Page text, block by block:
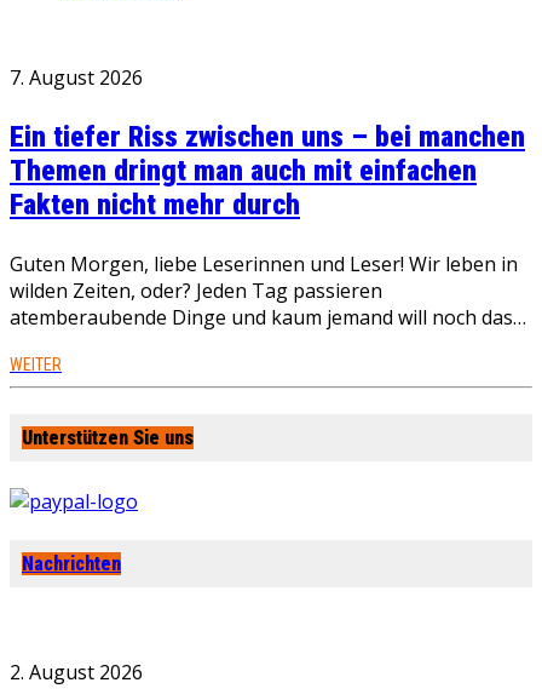
7. August 2026
Ein tiefer Riss zwischen uns – bei manchen
Themen dringt man auch mit einfachen
Fakten nicht mehr durch
Guten Morgen, liebe Leserinnen und Leser! Wir leben in
wilden Zeiten, oder? Jeden Tag passieren
atemberaubende Dinge und kaum jemand will noch das…
WEITER
Unterstützen Sie uns
Nachrichten
2. August 2026